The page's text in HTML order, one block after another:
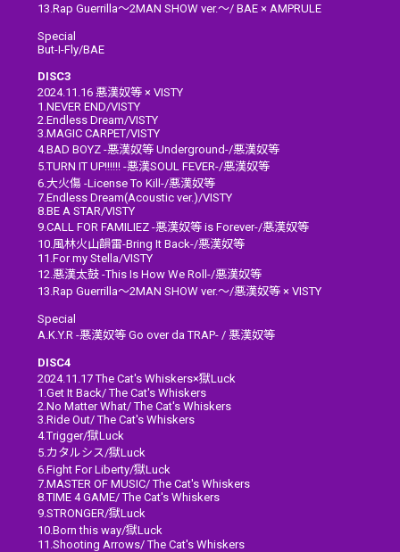
13.Rap Guerrilla～2MAN SHOW ver.～/ BAE × AMPRULE
Special
But-I-Fly/BAE
DISC3
2024.11.16 悪漢奴等 × VISTY
1.NEVER END/VISTY
2.Endless Dream/VISTY
3.MAGIC CARPET/VISTY
4.BAD BOYZ -悪漢奴等 Underground-/悪漢奴等
5.TURN IT UP!!!!!! -悪漢SOUL FEVER-/悪漢奴等
6.⼤⽕傷 -License To Kill-/悪漢奴等
7.Endless Dream(Acoustic ver.)/VISTY
8.BE A STAR/VISTY
9.CALL FOR FAMILIEZ -悪漢奴等 is Forever-/悪漢奴等
10.⾵林⽕⼭韻雷-Bring It Back-/悪漢奴等
11.For my Stella/VISTY
12.悪漢太⿎ -This Is How We Roll-/悪漢奴等
13.Rap Guerrilla～2MAN SHOW ver.～/悪漢奴等 × VISTY
Special
A.K.Y.R -悪漢奴等 Go over da TRAP- / 悪漢奴等
DISC4
2024.11.17 The Cat's Whiskers×獄Luck
1.Get It Back/ The Cat's Whiskers
2.No Matter What/ The Cat's Whiskers
3.Ride Out/ The Cat's Whiskers
4.Trigger/獄Luck
5.カタルシス/獄Luck
6.Fight For Liberty/獄Luck
7.MASTER OF MUSIC/ The Cat's Whiskers
8.TIME 4 GAME/ The Cat's Whiskers
9.STRONGER/獄Luck
10.Born this way/獄Luck
11.Shooting Arrows/ The Cat's Whiskers